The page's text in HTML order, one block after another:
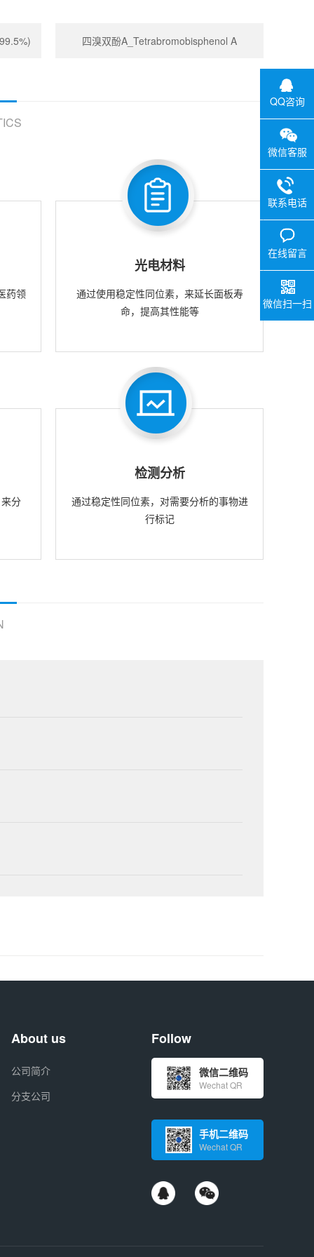
四溴双酚A_Tetrabromobisphenol A
药领
光电材料
通过使用稳定性同位素，来延长面板寿
命，提高其性能等
分
检测分析
通过稳定性同位素，对需要分析的事物进
行标记
About us
公司简介
分支公司
Follow
微信二维码
Wechat QR
手机二维码
Wechat QR
QQ咨询
微信客服
联系电话
在线留言
微信扫一扫